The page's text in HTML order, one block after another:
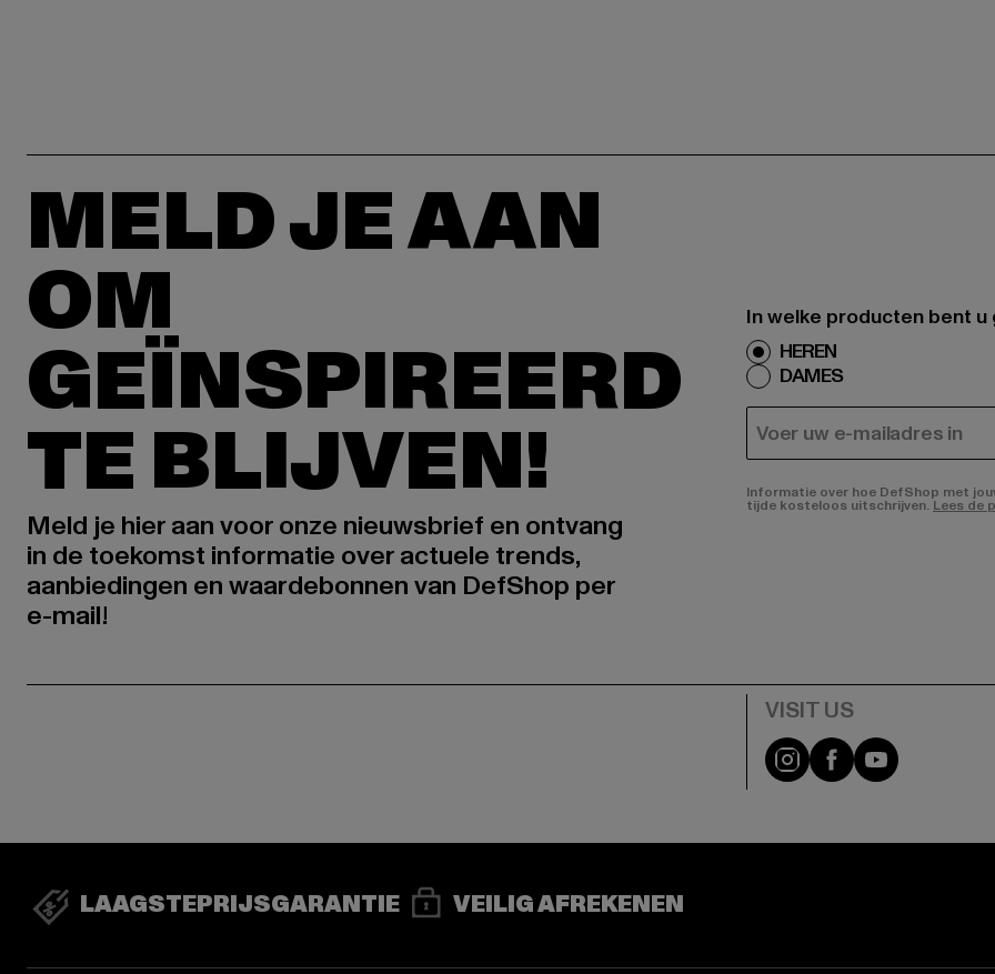
MELD JE AAN
OM
GEÏNSPIREERD
TE BLIJVEN!
Meld je hier aan voor onze nieuwsbrief en ontvang
in de toekomst informatie over actuele trends,
aanbiedingen en waardebonnen van DefShop per
e-mail!
In welke producten bent
HEREN
DAMES
E-MAIL
Informatie over hoe DefShop met
tijde kosteloos uitschrijven. Lees de
Visit our Instagram
Visit ourVisit our
LAAGSTEPRIJSGARANTIE VEILIG AFREKENEN